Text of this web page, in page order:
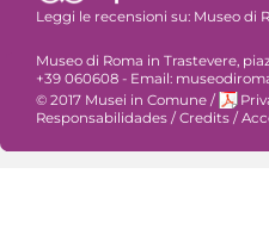
Leggi le recensioni su: Museo di
Museo di Roma in Trastevere,
+39 060608 - Email:
© 2017 Musei in Comune /
Responsabilidades / Credits /